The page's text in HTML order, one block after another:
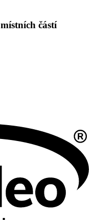
částí